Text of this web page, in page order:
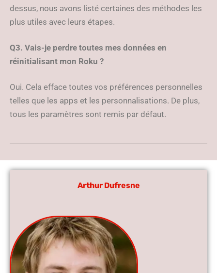
dessus, nous avons listé certaines des méthodes les
plus utiles avec leurs étapes.
Q3. Vais-je perdre toutes mes données en
réinitialisant mon Roku ?
Oui. Cela efface toutes vos préférences personnelles
telles que les apps et les personnalisations. De plus,
tous les paramètres sont remis par défaut.
Arthur Dufresne